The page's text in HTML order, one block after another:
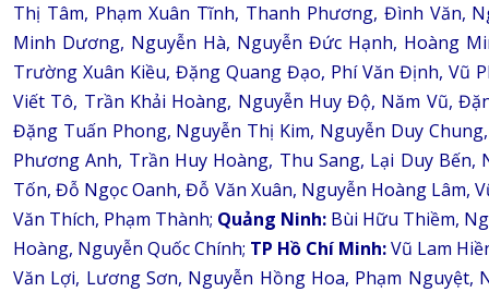
Thị Tâm, Phạm Xuân Tĩnh, Thanh Phương, Đình Văn,
Minh Dương, Nguyễn Hà, Nguyễn Đức Hạnh, Hoàng
Trường Xuân Kiều, Đặng Quang Đạo, Phí Văn Định, Vũ
Viết Tô, Trần Khải Hoàng, Nguyễn Huy Độ, Năm Vũ,
Đặng Tuấn Phong, Nguyễn Thị Kim, Nguyễn Duy
Phương Anh, Trần Huy Hoàng, Thu Sang, Lại Duy
Tốn, Đỗ Ngọc Oanh, Đỗ Văn Xuân, Nguyễn Hoàng Lâm,
Văn Thích, Phạm Thành; Quảng Ninh: Bùi Hữu Thiềm,
Hoàng, Nguyễn Quốc Chính; TP Hồ Chí Minh:Vũ Lam
Văn Lợi, Lương Sơn, Nguyễn Hồng Hoa, Phạm